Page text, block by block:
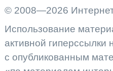
© 2008—2026
Использование
активной гиперссылки
с опубликованным